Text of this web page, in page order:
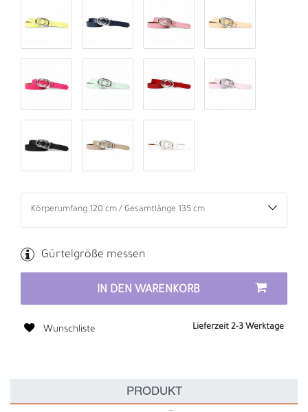
Gürtelgröße messen
IN DEN WARENKORB
Wunschliste Lieferzeit 2-3 Werktage
PRODUKT